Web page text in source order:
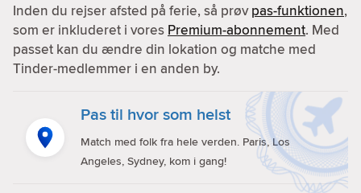
Inden du rejser afsted på ferie, så prøvpas-funktionen,
som er inkluderet i vores Premium-abonnement. Med
passet kan du ændre din lokation og matche med
Tinder-medlemmer i en anden by.
Pas til hvor som helst
Match med folk fra hele verden. Paris, Los
Angeles, Sydney, kom i gang!